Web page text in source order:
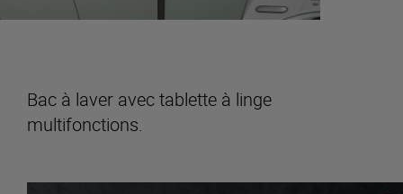
Bac à laver avec tablette à linge
multifonctions.